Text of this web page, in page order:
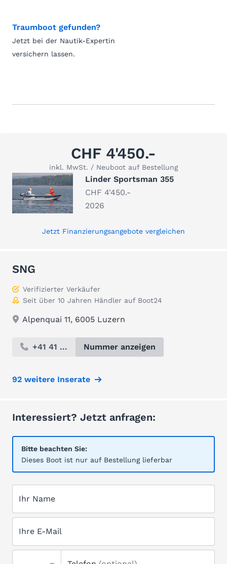
Traumboot gefunden?
Jetzt bei der Nautik-Expertin
versichern lassen.
CHF 4'450.-
inkl. MwSt. / Neuboot auf Bestellung
Linder Sportsman 355
CHF 4'450.-
2026
Jetzt Finanzierungsangebote vergleichen
SNG
Verifizierter Verkäufer
Seit über 10 Jahren Händler auf Boot24
Alpenquai 11, 6005 Luzern
+41 41 ... Nummer anzeigen
92 weitere Inserate
Interessiert? Jetzt anfragen:
Bitte beachten Sie:
Dieses Boot ist nur auf Bestellung lieferbar
Ihr Name
Ihre E-Mail